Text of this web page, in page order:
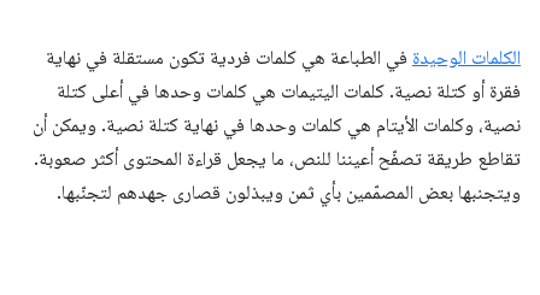
الكلمات الوحيدة في الطباعة هي كلمات فردية تكون مستقلة في نهاية
فقرة أو كتلة نصية. كلمات اليتيمات هي كلمات وحدها في أعلى كتلة
نصية، وكلمات الأيتام هي كلمات وحدها في نهاية كتلة نصية. ويمكن أن
تقاطع طريقة تصفّح أعيننا للنص، ما يجعل قراءة المحتوى أكثر صعوبة.
ويتجنبها بعض المصمّمين بأي ثمن ويبذلون قصارى جهدهم لتجنّبها.